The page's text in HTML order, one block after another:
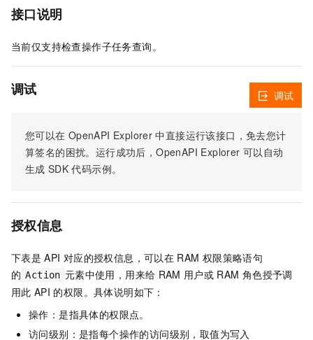
接口说明
当前仅支持检查操作子任务查询。
调试
您可以在 OpenAPI Explorer 中直接运行该接口，免去您计
算签名的困扰。运行成功后，OpenAPI Explorer 可以自动
生成 SDK 代码示例。
调试
授权信息
下表是 API 对应的授权信息，可以在 RAM 权限策略语句
的 Action 元素中使用，用来给 RAM 用户或 RAM 角色授予调
用此 API 的权限。具体说明如下：
操作：是指具体的权限点。
访问级别：是指每个操作的访问级别，取值为写入